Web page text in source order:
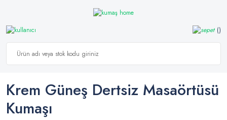
Krem Güneş Dertsiz Masaörtüsü
Kumaşı